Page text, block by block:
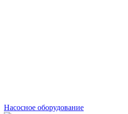
Насосное оборудование